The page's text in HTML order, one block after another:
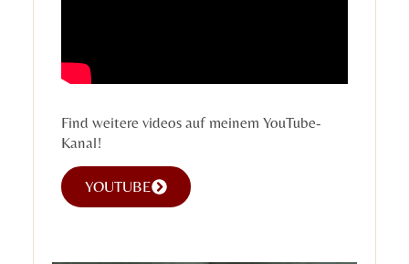
Find weitere videos auf meinem YouTube-
Kanal!
YOUTUBE